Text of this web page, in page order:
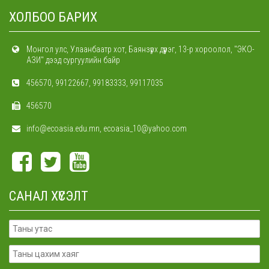
ХОЛБОО БАРИХ
Монгол улс, Улаанбаатр хот, Баянзүрх дүүрэг, 13-р хороолол, "ЭКО-
АЗИ" дээд сургуулийн байр
456570, 99122667, 99183333, 99117035
456570
info@ecoasia.edu.mn, ecoasia_10@yahoo.com
САНАЛ ХҮСЭЛТ